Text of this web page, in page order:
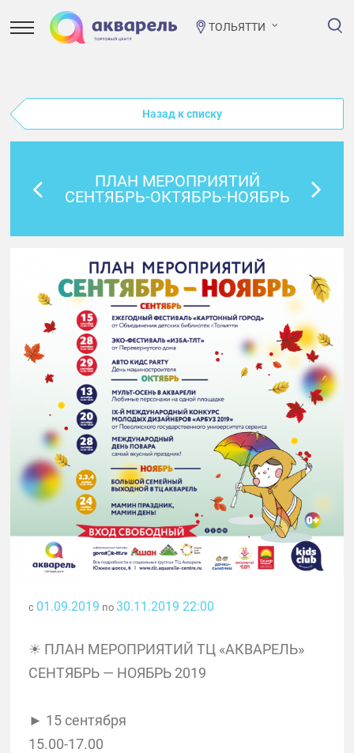
ТОЛЬЯТТИ
Назад к списку
ПЛАН МЕРОПРИЯТИЙ
СЕНТЯБРЬ-ОКТЯБРЬ-НОЯБРЬ
с 01.09.2019 по 30.11.2019 22:00
☀ ПЛАН МЕРОПРИЯТИЙ ТЦ «АКВАРЕЛЬ»
СЕНТЯБРЬ — НОЯБРЬ 2019
► 15 сентября
15.00-17.00